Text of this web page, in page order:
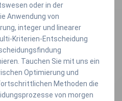
oder in der
Anwendung von
integer und linearer
Kriterien-Entscheidung
Tauchen Sie mit uns ein
Optimierung und
Methoden die
von morgen